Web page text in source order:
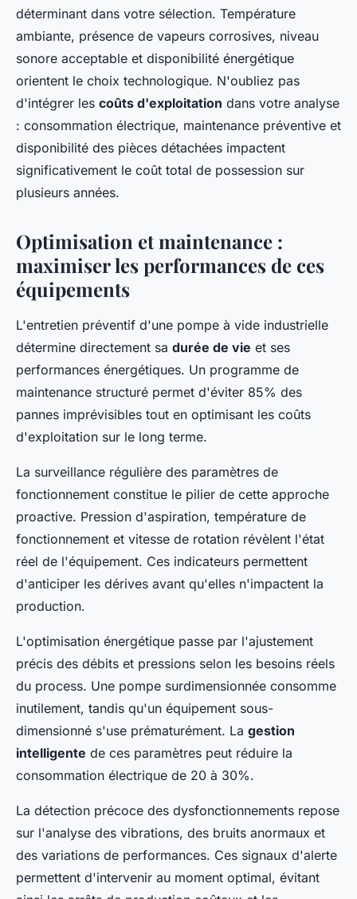
déterminant dans votre sélection. Température
ambiante, présence de vapeurs corrosives, niveau
sonore acceptable et disponibilité énergétique
orientent le choix technologique. N'oubliez pas
d'intégrer les coûts d'exploitation dans votre analyse
: consommation électrique, maintenance préventive et
disponibilité des pièces détachées impactent
significativement le coût total de possession sur
plusieurs années.
Optimisation et maintenance :
maximiser les performances de ces
équipements
L'entretien préventif d'une pompe à vide industrielle
détermine directement sa durée de vie et ses
performances énergétiques. Un programme de
maintenance structuré permet d'éviter 85% des
pannes imprévisibles tout en optimisant les coûts
d'exploitation sur le long terme.
La surveillance régulière des paramètres de
fonctionnement constitue le pilier de cette approche
proactive. Pression d'aspiration, température de
fonctionnement et vitesse de rotation révèlent l'état
réel de l'équipement. Ces indicateurs permettent
d'anticiper les dérives avant qu'elles n'impactent la
production.
L'optimisation énergétique passe par l'ajustement
précis des débits et pressions selon les besoins réels
du process. Une pompe surdimensionnée consomme
inutilement, tandis qu'un équipement sous-
dimensionné s'use prématurément. La gestion
intelligente de ces paramètres peut réduire la
consommation électrique de 20 à 30%.
La détection précoce des dysfonctionnements repose
sur l'analyse des vibrations, des bruits anormaux et
des variations de performances. Ces signaux d'alerte
permettent d'intervenir au moment optimal, évitant